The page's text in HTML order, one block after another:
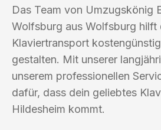
Das Team von Umzugskönig
Wolfsburg aus Wolfsburg hilft
Klaviertransport
gestalten. Mit unserer
unserem professionellen
dafür, dass dein geliebtes
Hildesheim kommt.